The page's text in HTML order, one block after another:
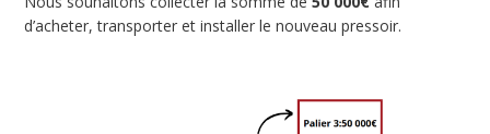
d’acheter, transporter et installer le nouveau pressoir.